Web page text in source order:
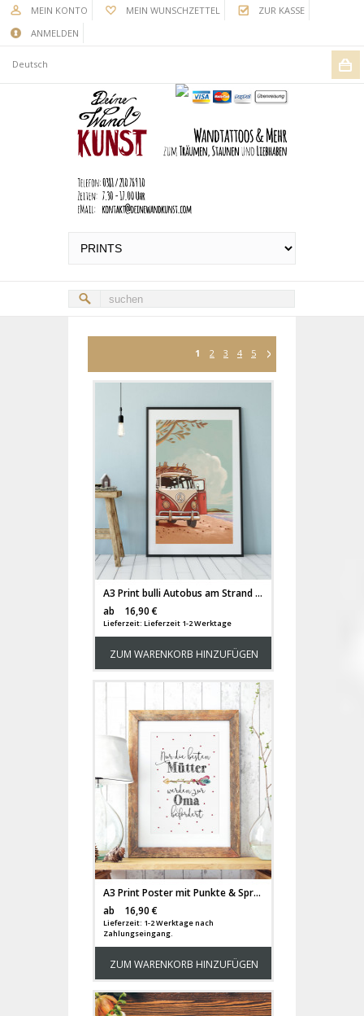
MEIN KONTO MEIN WUNSCHZETTEL
ZUR KASSE
ANMELDEN
Deutsch
1 2 3 4 5
A3 Print bulli Autobus am Strand Poster Bus Plakat Kleinbus Van Druck farbig p111
ab
16,90 €
Lieferzeit: Lieferzeit 1-2 Werktage
ZUM WARENKORB HINZUFÜGEN
A3 Print Poster mit Punkte & Spruch nur die besten Mütter... Plakat Druck Motto Zitat p136
ab
16,90 €
Lieferzeit: 1-2 Werktage nach
Zahlungseingang.
ZUM WARENKORB HINZUFÜGEN